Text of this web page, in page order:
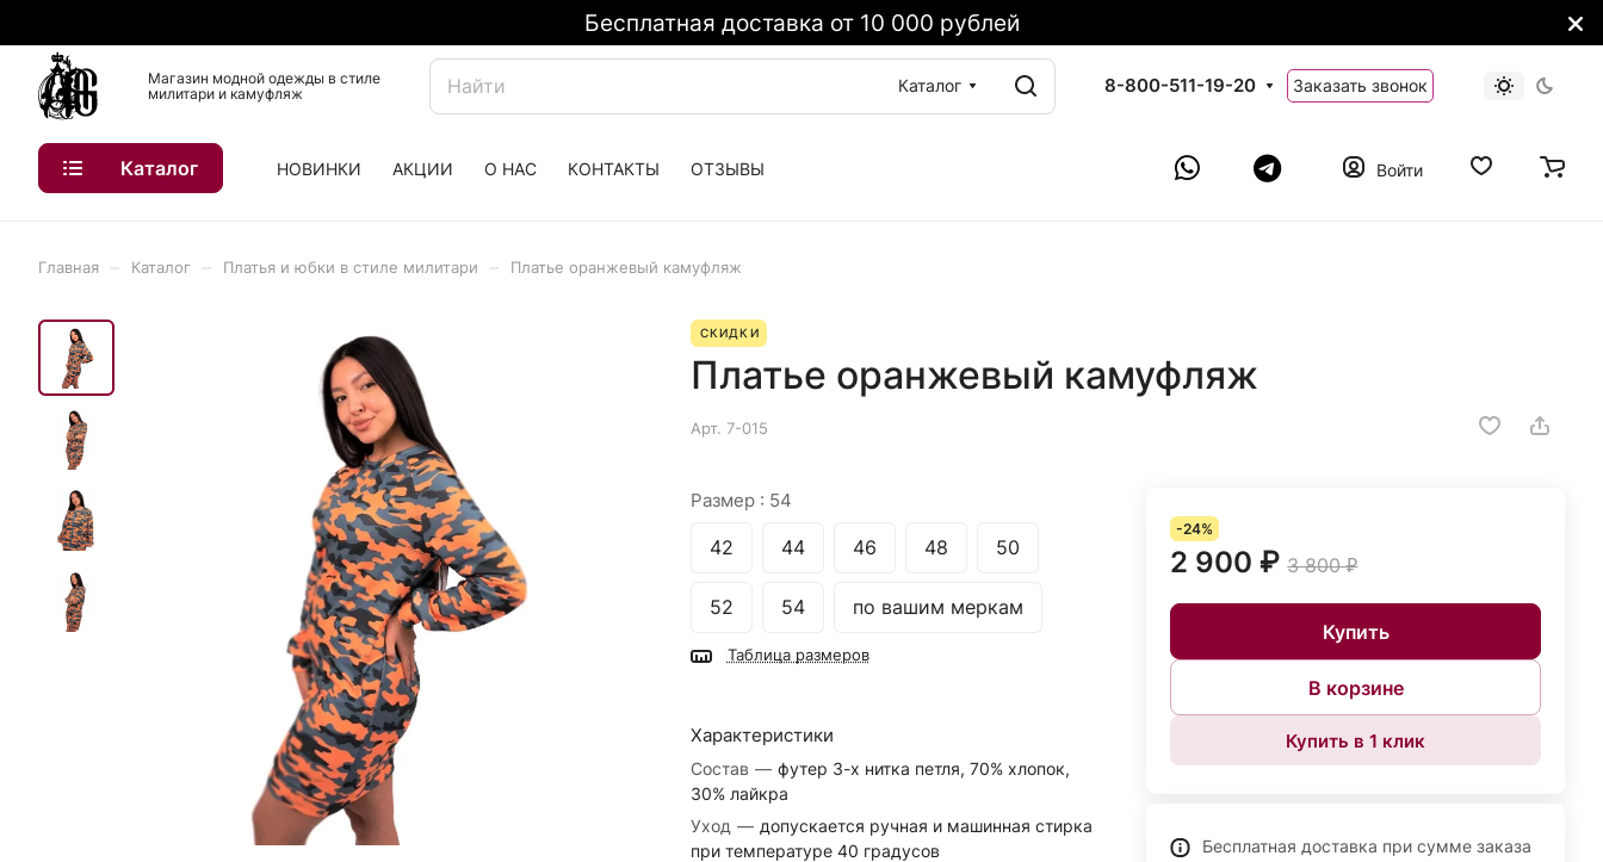
Бесплатная доставка от 10 000 рублей
Магазин модной одежды в стиле
милитари и камуфляж
Каталог 8-800-511-19-20 Заказать звонок
Каталог НОВИНКИ АКЦИИ О НАС КОНТАКТЫ ОТЗЫВЫ Войти
Главная Каталог Платья и юбки в стиле милитари Платье оранжевый камуфляж
СКИДКИ
Платье оранжевый камуфляж
Арт. 7-015
Размер : 54
42 44 46 48 50
52 54 по вашим меркам
Таблица размеров
Характеристики
Состав — футер 3-х нитка петля, 70% хлопок,
30% лайкра
Уход — допускается ручная и машинная стирка
при температуре 40 градусов
-24%
2 900 ₽ 3 800 ₽
Купить
В корзине
Купить в 1 клик
Бесплатная доставка при сумме заказа